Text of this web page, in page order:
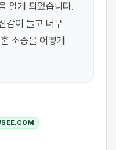
알게 되었습니다.
감이 들고 너무
소송을 어떻게